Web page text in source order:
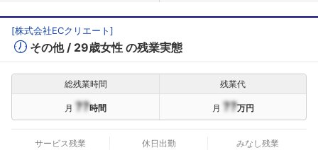
[株式会社ECクリエート]
その他 29歳女性 の残業実態
総残業時間 残業代
月 ??時間 月 ??万円
サービス残業
休日出勤
みなし残業